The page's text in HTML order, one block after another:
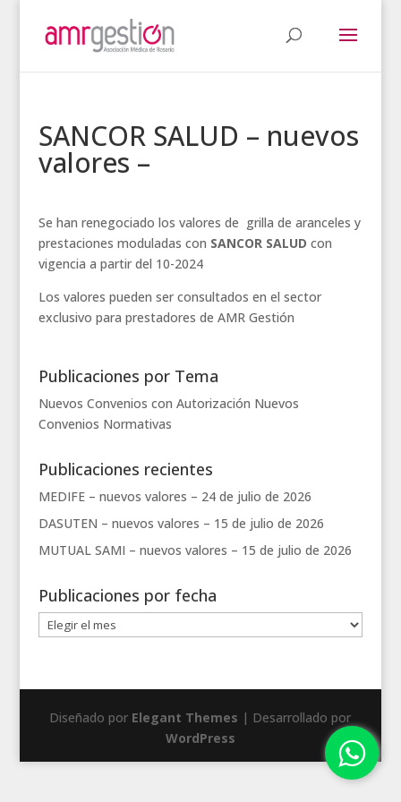
SANCOR SALUD – nuevos
valores –
Se han renegociado los valores de grilla de aranceles y
prestaciones moduladas con SANCOR SALUD con
vigencia a partir del 10-2024
Los valores pueden ser consultados en el sector
exclusivo para prestadores de AMR Gestión
Publicaciones por Tema
Nuevos Convenios con Autorización Nuevos
Convenios Normativas
Publicaciones recientes
MEDIFE – nuevos valores – 24 de julio de 2026
DASUTEN – nuevos valores – 15 de julio de 2026
MUTUAL SAMI – nuevos valores – 15 de julio de 2026
Publicaciones por fecha
Publicaciones
por
Diseñado por Elegant Themes | Desarrollado por
WordPress